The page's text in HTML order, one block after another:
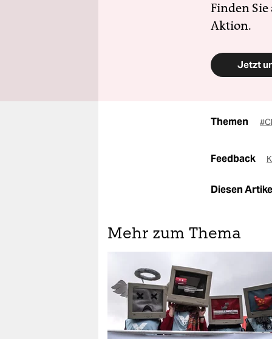
Finden
Aktion.
Jetzt
Themen
Feedback
Diesen
Mehr zum Thema